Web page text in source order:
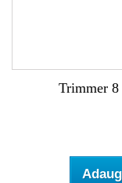
Trimmer